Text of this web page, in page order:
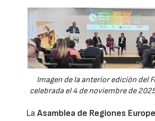
Imagen de la anterior edición del
celebrada el 4 de noviembre de
LaAsamblea de Regiones